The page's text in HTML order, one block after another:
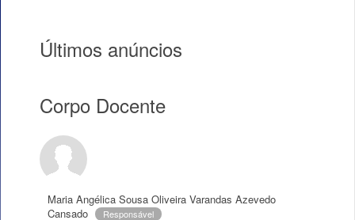
Últimos anúncios
Corpo Docente
Maria Angélica Sousa Oliveira Varandas Azevedo
Cansado
Responsável